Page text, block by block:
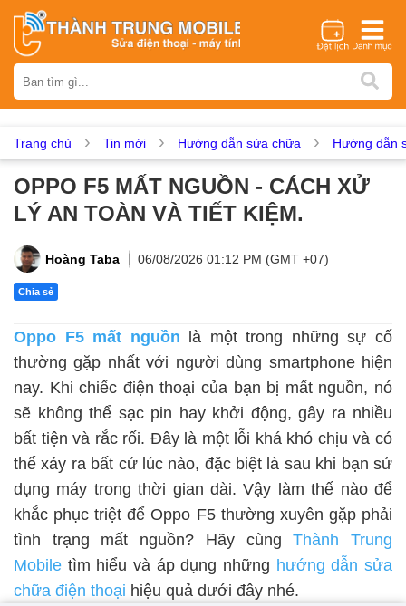
iPhone Samsung Oppo Xiaomi Realme Vivo
Nokia
Asus Sony Vertu LG Tecno
Dịch vụ sửa chữa
Ép kính
Thay loa Thay kính lưng Thay vỏ Thay chân sạc
Màn hình Xiaomi Màn hình Realme Màn hình Vivo
Màn hình Vsmart Màn hình Google Pixel
Thay pin
Pin iPhone Pin Samsumg Pin Oppo Pin Xiaomi
Pin Realme
Thay vỏ
Vỏ iPhone Vỏ Samsung Vỏ Xiaomi Vỏ Oppo
Vỏ Huawei Vỏ Vivo
Trang chủ Tin mới Hướng dẫn sửa chữa Hướng dẫn
OPPO F5 MẤT NGUỒN - CÁCH XỬ
LÝ AN TOÀN VÀ TIẾT KIỆM.
Hoàng Taba 06/08/2026 01:12 PM (GMT +07)
Chia sẻ
Oppo F5 mất nguồn là một trong những sự cố
thường gặp nhất với người dùng smartphone hiện
nay. Khi chiếc điện thoại của bạn bị mất nguồn, nó
sẽ không thể sạc pin hay khởi động, gây ra nhiều
bất tiện và rắc rối. Đây là một lỗi khá khó chịu và có
thể xảy ra bất cứ lúc nào, đặc biệt là sau khi bạn sử
dụng máy trong thời gian dài. Vậy làm thế nào để
khắc phục triệt để Oppo F5 thường xuyên gặp phải
tình trạng mất nguồn? Hãy cùngThành Trung
Mobile tìm hiểu và áp dụng những hướng dẫn sửa
chữa điện thoại hiệu quả dưới đây nhé.